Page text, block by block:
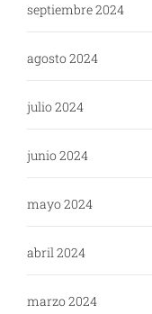
septiembre 2024
agosto 2024
julio 2024
junio 2024
mayo 2024
abril 2024
marzo 2024